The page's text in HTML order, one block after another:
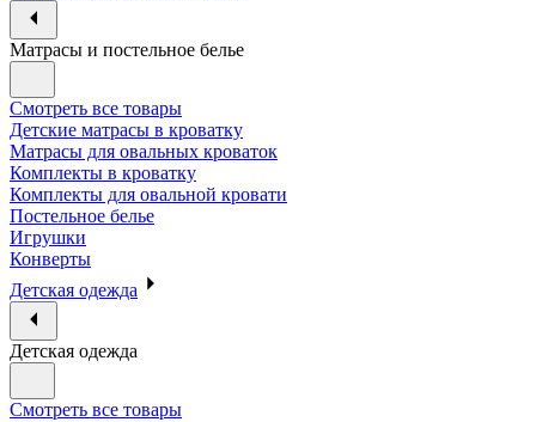
Матрасы и постельное белье
Смотреть все товары
Детские матрасы в кроватку
Матрасы для овальных кроваток
Комплекты в кроватку
Комплекты для овальной кровати
Постельное белье
Игрушки
Конверты
Детская одежда
Детская одежда
Смотреть все товары